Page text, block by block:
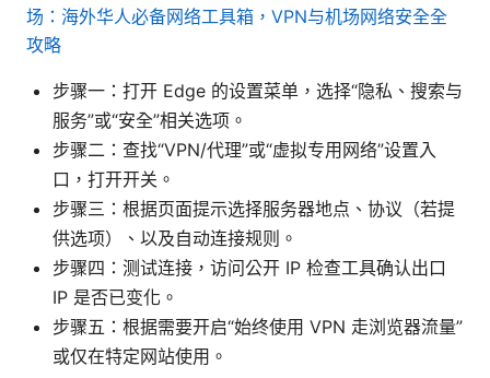
场：海外华人必备网络工具箱，VPN与机场网络安全全
攻略
步骤一：打开 Edge 的设置菜单，选择“隐私、搜索与
服务”或“安全”相关选项。
步骤二：查找“VPN/代理”或“虚拟专用网络”设置入
口，打开开关。
步骤三：根据页面提示选择服务器地点、协议（若提
供选项）、以及自动连接规则。
步骤四：测试连接，访问公开 IP 检查工具确认出口
IP 是否已变化。
步骤五：根据需要开启“始终使用 VPN 走浏览器流量”
或仅在特定网站使用。